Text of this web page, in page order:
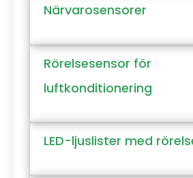
Närvarosensorer
Rörelsesensor för
luftkonditionering
LED-ljuslister med